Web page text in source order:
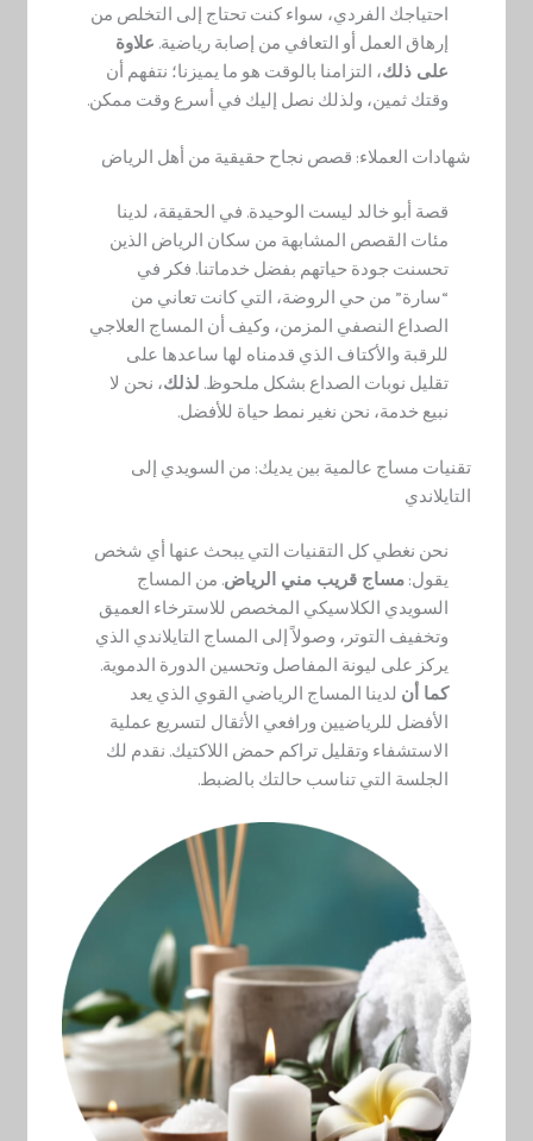
احتياجك الفردي، سواء كنت تحتاج إلى التخلص من
إرهاق العمل أو التعافي من إصابة رياضية. علاوة
على ذلك، التزامنا بالوقت هو ما يميزنا؛ نتفهم أن
وقتك ثمين، ولذلك نصل إليك في أسرع وقت ممكن.
شهادات العملاء: قصص نجاح حقيقية من أهل الرياض
قصة أبو خالد ليست الوحيدة. في الحقيقة، لدينا
مئات القصص المشابهة من سكان الرياض الذين
تحسنت جودة حياتهم بفضل خدماتنا. فكر في
“سارة” من حي الروضة، التي كانت تعاني من
الصداع النصفي المزمن، وكيف أن المساج العلاجي
للرقبة والأكتاف الذي قدمناه لها ساعدها على
تقليل نوبات الصداع بشكل ملحوظ. لذلك، نحن لا
نبيع خدمة، نحن نغير نمط حياة للأفضل.
تقنيات مساج عالمية بين يديك: من السويدي إلى
التايلاندي
نحن نغطي كل التقنيات التي يبحث عنها أي شخص
يقول:مساج قريب مني الرياض. من المساج
السويدي الكلاسيكي المخصص للاسترخاء العميق
وتخفيف التوتر، وصولاً إلى المساج التايلاندي الذي
يركز على ليونة المفاصل وتحسين الدورة الدموية.
كما أن لدينا المساج الرياضي القوي الذي يعد
الأفضل للرياضيين ورافعي الأثقال لتسريع عملية
الاستشفاء وتقليل تراكم حمض اللاكتيك. نقدم لك
الجلسة التي تناسب حالتك بالضبط.